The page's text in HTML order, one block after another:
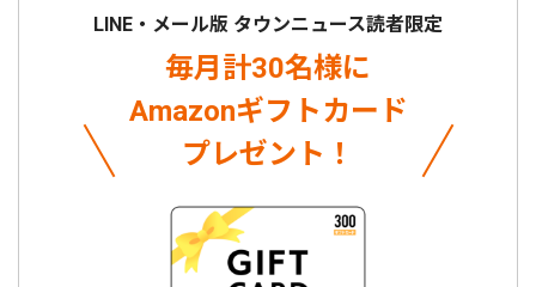
LINE・メール版 タウンニュース読者限定
毎月計30名様に
Amazonギフトカード
プレゼント！